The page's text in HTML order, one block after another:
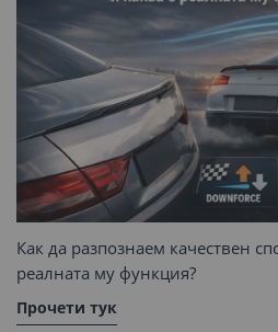
Как да разпознаем качествен
реалната му функция?
Прочети тук